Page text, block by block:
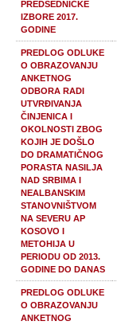
PREDSEDNIČKE
IZBORE 2017.
GODINE
PREDLOG ODLUKE
O OBRAZOVANJU
ANKETNOG
ODBORA RADI
UTVRĐIVANJA
ČINJENICA I
OKOLNOSTI ZBOG
KOJIH JE DOŠLO
DO DRAMATIČNOG
PORASTA NASILJA
NAD SRBIMA I
NEALBANSKIM
STANOVNIŠTVOM
NA SEVERU AP
KOSOVO I
METOHIJA U
PERIODU OD 2013.
GODINE DO DANAS
PREDLOG ODLUKE
O OBRAZOVANJU
ANKETNOG